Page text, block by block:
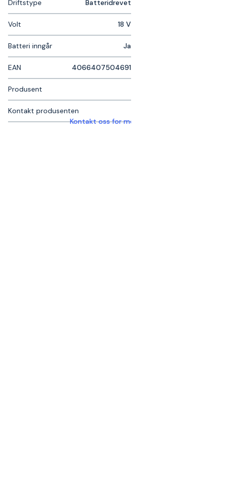
Driftstype Batteridrevet
Volt 18 V
Batteri inngår Ja
EAN 4066407504691
Produsent
Kontakt produsenten
Kontakt oss for mer informasjon